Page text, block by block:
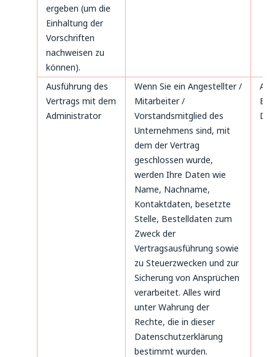
ergeben (um die
Einhaltung der
Vorschriften
nachweisen zu
können).
Ausführung des
Vertrags mit dem
Administrator
Wenn Sie ein Angestellter /
Mitarbeiter /
Vorstandsmitglied des
Unternehmens sind, mit
dem der Vertrag
geschlossen wurde,
werden Ihre Daten wie
Name, Nachname,
Kontaktdaten, besetzte
Stelle, Bestelldaten zum
Zweck der
Vertragsausführung sowie
zu Steuerzwecken und zur
Sicherung von Ansprüchen
verarbeitet. Alles wird
unter Wahrung der
Rechte, die in dieser
Datenschutzerklärung
bestimmt wurden.
B.